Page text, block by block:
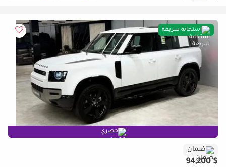
استجابة سريعة
حصري
ضمان
$ 94,200